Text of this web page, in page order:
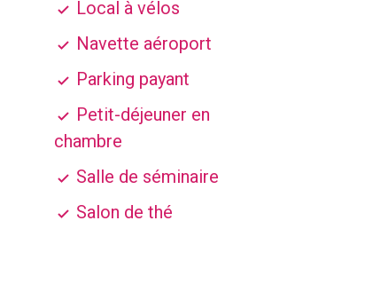
Local à vélos
Navette aéroport
Parking payant
Petit-déjeuner en
chambre
Salle de séminaire
Salon de thé